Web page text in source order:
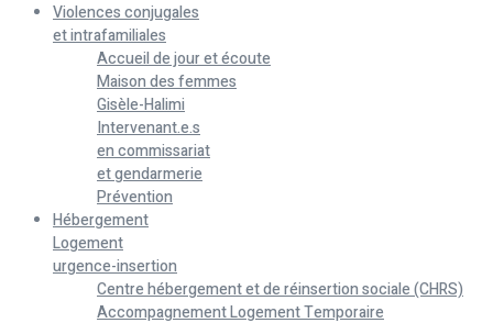
Violences conjugales
et intrafamiliales
Accueil de jour et écoute
Maison des femmes
Gisèle-Halimi
Intervenant.e.s
en commissariat
et gendarmerie
Prévention
Hébergement
Logement
urgence-insertion
Centre hébergement et de réinsertion sociale (CHRS)
Accompagnement Logement Temporaire